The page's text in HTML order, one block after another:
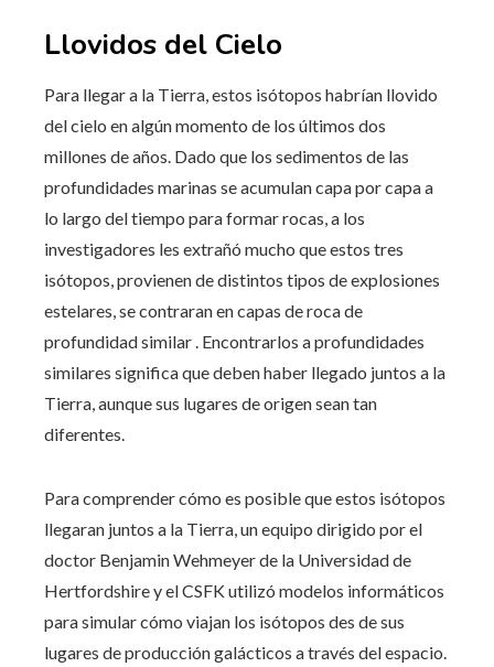
Llovidos del Cielo
Para llegar a la Tierra, estos isótopos habrían llovido
del cielo en algún momento de los últimos dos
millones de años. Dado que los sedimentos de las
profundidades marinas se acumulan capa por capa a
lo largo del tiempo para formar rocas, a los
investigadores les extrañó mucho que estos tres
isótopos, provienen de distintos tipos de explosiones
estelares, se contraran en capas de roca de
profundidad similar . Encontrarlos a profundidades
similares significa que deben haber llegado juntos a la
Tierra, aunque sus lugares de origen sean tan
diferentes.
Para comprender cómo es posible que estos isótopos
llegaran juntos a la Tierra, un equipo dirigido por el
doctor Benjamin Wehmeyer de la Universidad de
Hertfordshire y el CSFK utilizó modelos informáticos
para simular cómo viajan los isótopos des de sus
lugares de producción galácticos a través del espacio.